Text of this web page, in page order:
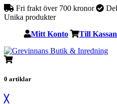
Fri frakt över 700 kronor
Unika produkter
Mitt Konto Till Kassan
0 artiklar
╳